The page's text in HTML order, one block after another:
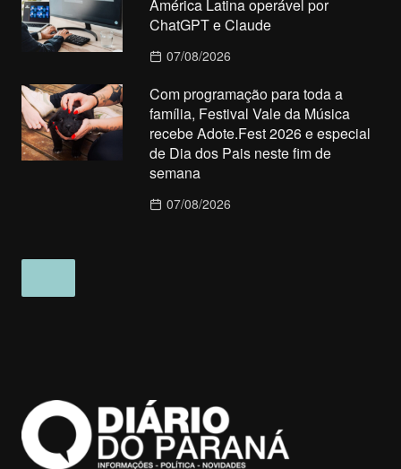
América Latina operável por
ChatGPT e Claude
07/08/2026
Com programação para toda a
família, Festival Vale da Música
recebe Adote.Fest 2026 e especial
de Dia dos Pais neste fim de
semana
07/08/2026